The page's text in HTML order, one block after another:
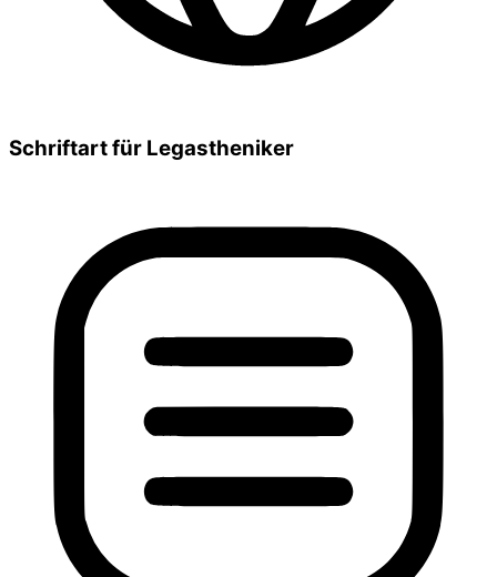
Schriftart für Legastheniker